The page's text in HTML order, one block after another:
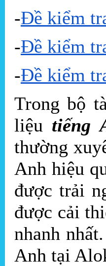
-Đề kiểm
-Đề kiểm
-Đề kiểm
Trong bộ
liệu tiếng
thường
Anh hiệu
được trải
được cải
nhanh
Anh tại